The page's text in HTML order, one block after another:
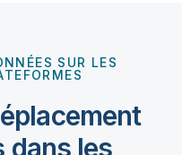
SUR LES
dans les